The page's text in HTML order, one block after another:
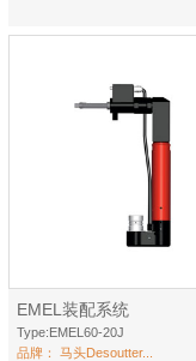
EMEL装配系统
Type:EMEL60-20J
品牌：马头Desoutter...